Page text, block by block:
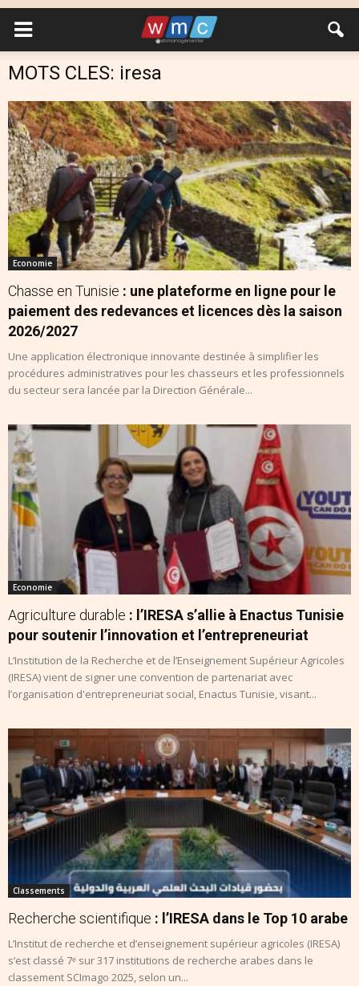
MOTS CLES: iresa
Economie
Chasse en Tunisie : une plateforme en ligne pour le
paiement des redevances et licences dès la saison
2026/2027
Une application électronique innovante destinée à simplifier les
procédures administratives pour les chasseurs et les professionnels
du secteur sera lancée par la Direction Générale...
Economie
Agriculture durable : l’IRESA s’allie à Enactus Tunisie
pour soutenir l’innovation et l’entrepreneuriat
L’Institution de la Recherche et de l’Enseignement Supérieur Agricoles
(IRESA) vient de signer une convention de partenariat avec
l’organisation d'entrepreneuriat social, Enactus Tunisie, visant...
Classements
Recherche scientifique : l’IRESA dans le Top 10 arabe
L’Institut de recherche et d’enseignement supérieur agricoles (IRESA)
s’est classé 7ᵉ sur 317 institutions de recherche arabes dans le
classement SCImago 2025, selon un...